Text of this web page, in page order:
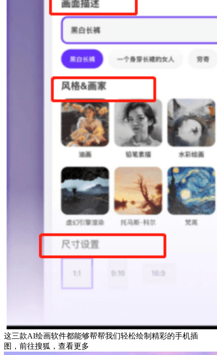
这三款AI绘画软件都能够帮帮我们轻松绘制精彩的手机插
图，前往搜狐，查看更多